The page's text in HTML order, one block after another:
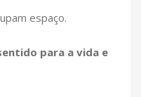
espaço.
para a vida e